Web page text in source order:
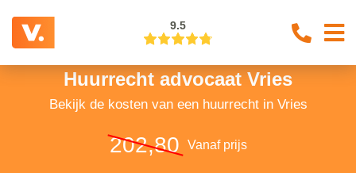
9.5
Huurrecht advocaat Vries
Bekijk de kosten van een huurrecht in Vries
202,80 Vanaf prijs